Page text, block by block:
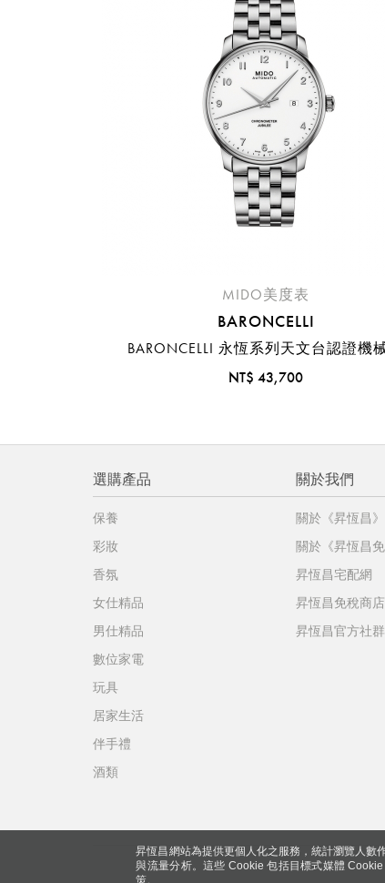
MIDO美度表
BARONCELLI
BARONCELLI 永恆系列天文台認證機
NT$ 43,700
昇恆昌網站為提供更個人化之服務，統計瀏覽人
與流量分析。這些 Cookie 包括目標式媒體
策。
選購產品
保養
彩妝
香氛
女仕精品
男仕精品
數位家電
玩具
居家生活
伴手禮
酒類
關於我們
關於《昇恆昌》
關於《昇恆昌免
昇恆昌宅配網
昇恆昌免稅商
昇恆昌官方社群